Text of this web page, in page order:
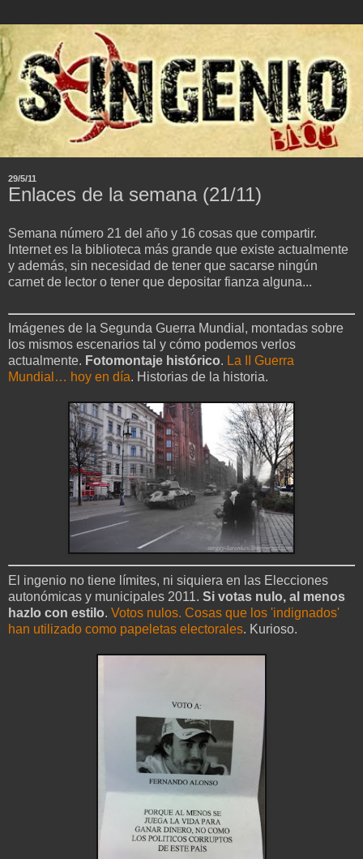
29/5/11
Enlaces de la semana (21/11)
Semana número 21 del año y 16 cosas que compartir.
Internet es la biblioteca más grande que existe actualmente
y además, sin necesidad de tener que sacarse ningún
carnet de lector o tener que depositar fianza alguna...
Imágenes de la Segunda Guerra Mundial, montadas sobre
los mismos escenarios tal y cómo podemos verlos
actualmente. Fotomontaje histórico. La II Guerra
Mundial… hoy en día. Historias de la historia.
El ingenio no tiene límites, ni siquiera en las Elecciones
autonómicas y municipales 2011. Si votas nulo, al menos
hazlo con estilo. Votos nulos. Cosas que los 'indignados'
han utilizado como papeletas electorales. Kurioso.